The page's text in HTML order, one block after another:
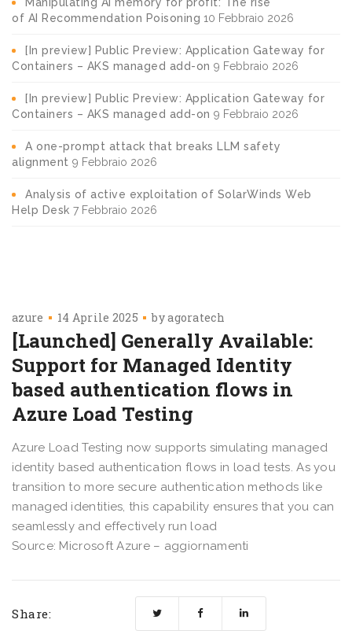
of AI Recommendation Poisoning 10 Febbraio 2026
[In preview] Public Preview: Application Gateway for
Containers – AKS managed add-on 9 Febbraio 2026
[In preview] Public Preview: Application Gateway for
Containers – AKS managed add-on 9 Febbraio 2026
A one-prompt attack that breaks LLM safety
alignment 9 Febbraio 2026
Analysis of active exploitation of SolarWinds Web
Help Desk 7 Febbraio 2026
azure 14 Aprile 2025 byagoratech
[Launched] Generally Available:
Support for Managed Identity
based authentication flows in
Azure Load Testing
Azure Load Testing now supports simulating managed
identity based authentication flows in load tests. As you
transition to more secure authentication methods like
managed identities, this capability ensures that you can
seamlessly and effectively run load
Source: Microsoft Azure – aggiornamenti
Share: